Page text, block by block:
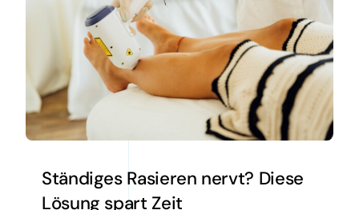
Ständiges Rasieren nervt? Diese
Lösung spart Zeit